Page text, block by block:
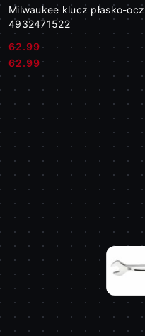
Milwaukee klucz płasko-
4932471522
Cena:
62.99
Cena:
62.99